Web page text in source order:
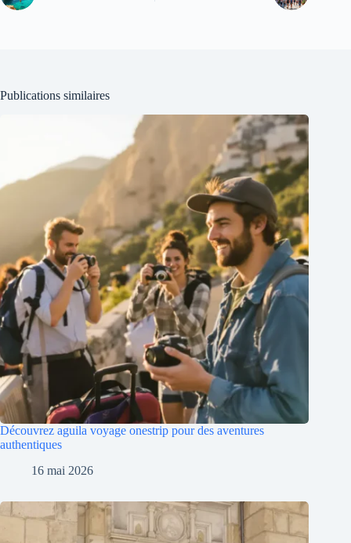
Publications similaires
Découvrez aguila voyage onestrip pour des aventures
authentiques
16 mai 2026